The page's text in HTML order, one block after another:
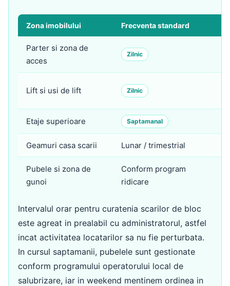
Zona imobilului Frecventa standard
Parter si zona de
acces
Zilnic
Lift si usi de lift Zilnic
Etaje superioare Saptamanal
Geamuri casa scarii Lunar / trimestrial
Pubele si zona de
gunoi
Conform program
ridicare
Intervalul orar pentru curatenia scarilor de bloc
este agreat in prealabil cu administratorul, astfel
incat activitatea locatarilor sa nu fie perturbata.
In cursul saptamanii, pubelele sunt gestionate
conform programului operatorului local de
salubrizare, iar in weekend mentinem ordinea in